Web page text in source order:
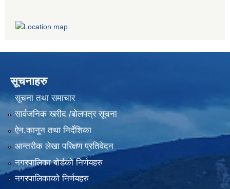
सूचनाहरु
सूचना तथा समाचार
सार्वजनिक खरीद /बोलपत्र सूचना
ऐन,कानून तथा निर्देशिका
आन्तरीक लेखा परिक्षण प्रतिवेदन
नगरपालिका बोर्डको निर्णयहरु
नगरपालिकाको निर्णयहरु